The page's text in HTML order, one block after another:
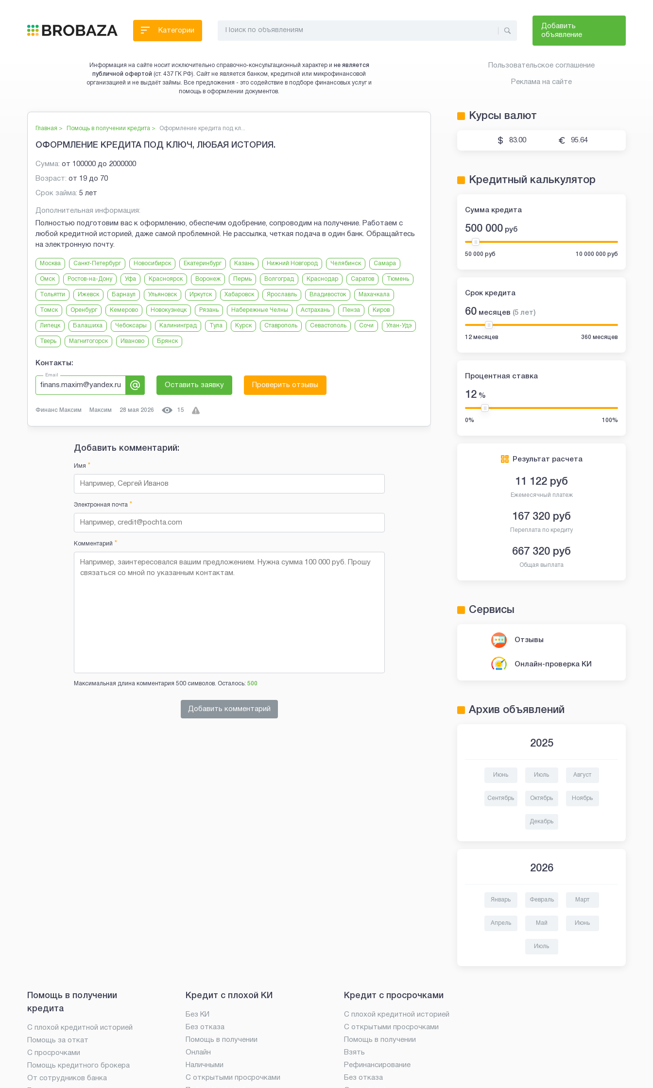
Добавить
объявление
Категории
Информация на сайте носит исключительно справочно-консультационный характер и не является
публичной офертой (ст. 437 ГК РФ). Сайт не является банком, кредитной или микрофинансовой
организацией и не выдаёт займы. Все предложения - это содействие в подборе финансовых услуг и
помощь в оформлении документов.
Главная > Помощь в получении кредита > Оформление кредита под кл...
ОФОРМЛЕНИЕ КРЕДИТА ПОД КЛЮЧ, ЛЮБАЯ ИСТОРИЯ.
Сумма: от 100000 до 2000000
Возраст: от 19 до 70
Срок займа: 5 лет
Дополнительная информация:
Полностью подготовим вас к оформлению, обеспечим одобрение, сопроводим на получение. Работаем с
любой кредитной историей, даже самой проблемной. Не рассылка, четкая подача в один банк. Обращайтесь
на электронную почту.
Москва Санкт-Петербург Новосибирск Екатеринбург Казань Нижний Новгород Челябинск Самара
Омск Ростов-на-Дону Уфа Красноярск Воронеж Пермь Волгоград Краснодар Саратов Тюмень
Тольятти Ижевск Барнаул Ульяновск Иркутск Хабаровск Ярославль Владивосток Махачкала
Томск Оренбург Кемерово Новокузнецк Рязань Набережные Челны Астрахань Пенза Киров
Липецк Балашиха Чебоксары Калининград Тула Курск Ставрополь Севастополь Сочи Улан-Удэ
Тверь Магнитогорск Иваново Брянск
Контакты:
Email
finans.maxim@yandex.ru Оставить заявку Проверить отзывы
Финанс Максим Максим 28 мая 2026 15
Добавить комментарий:
Имя *
Электронная почта*
Комментарий *
Максимальная длина комментария 500 символов. Осталось: 500
Добавить комментарий
Пользовательское соглашение
Реклама на сайте
Курсы валют
83.00 95.64
Кредитный калькулятор
Сумма кредита
500 000 руб
50 000 руб 10 000 000 руб
Срок кредита
60 месяцев (5 лет)
12 месяцев 360 месяцев
Процентная ставка
12 %
0% 100%
Результат расчета
11 122 руб
Ежемесячный платеж
167 320 руб
Переплата по кредиту
667 320 руб
Общая выплата
Сервисы
Отзывы
Онлайн-проверка КИ
Архив объявлений
2025
Июнь Июль Август
Сентябрь Октябрь Ноябрь
Декабрь
2026
Январь Февраль Март
Апрель Май Июнь
Июль
Помощь в получении
кредита
С плохой кредитной историей
Помощь за откат
С просрочками
Помощь кредитного брокера
От сотрудников банка
Кредит с плохой КИ
Без КИ
Без отказа
Помощь в получении
Онлайн
Наличными
С открытыми просрочками
Кредит с просрочками
С плохой кредитной историей
С открытыми просрочками
Помощь в получении
Взять
Рефинансирование
Без отказа